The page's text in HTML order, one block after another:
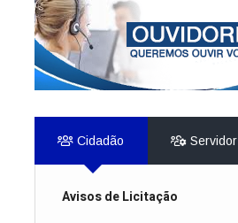
Cidadão Servidor
Avisos de Licitação